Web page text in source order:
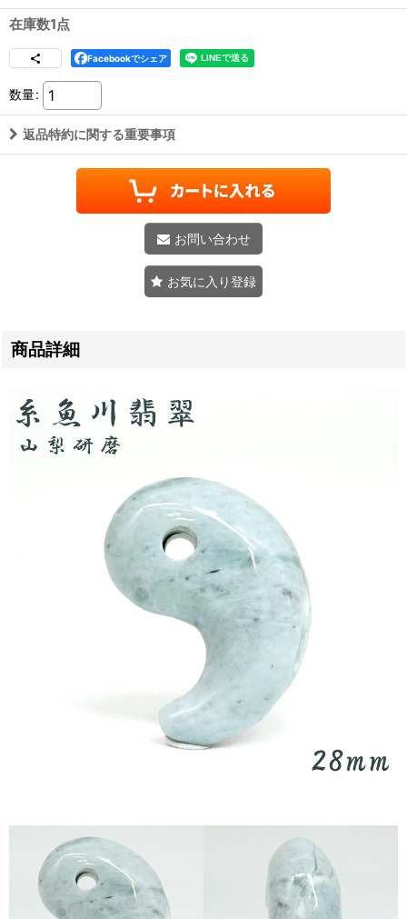
在庫数1点
Facebookでシェア
数量:
返品特約に関する重要事項
お問い合わせ
お気に入り登録
商品詳細